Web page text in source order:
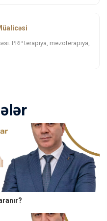
PRP terapiya, mezoterapiya,